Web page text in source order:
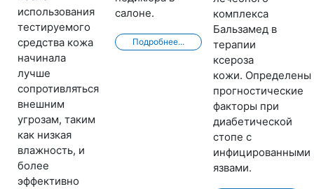
использования
тестируемого
средства кожа
начинала
лучше
сопротивляться
внешним
угрозам, таким
как низкая
влажность, и
более
эффективно
салоне.
Подробнее...
комплекса
Бальзамед в
терапии
ксероза
кожи. Определены
прогностические
факторы при
диабетической
стопе с
инфицированными
язвами.